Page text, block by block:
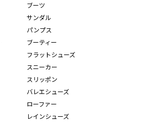
ブーツ
サンダル
パンプス
ブーティー
フラットシューズ
スニーカー
スリッポン
バレエシューズ
ローファー
レインシューズ